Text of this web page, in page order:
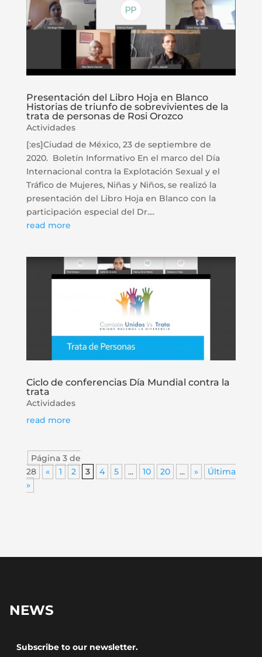
Presentación del Libro Hoja en Blanco
Historias de triunfo de sobrevivientes de la
trata de personas de Rosi Orozco
Actividades
[:es]Ciudad de México, 23 de septiembre de
2020. Boletín Informativo En el marco del Día
Internacional contra la Explotación Sexual y el
Tráfico de Mujeres, Niñas y Niños, se realizó la
presentación del Libro Hoja en Blanco con la
participación especial del Dr....
read more
Ciclo de conferencias Día Mundial contra la
trata
Actividades
read more
Página 3 de
28
« 1 2 3 4 5 ... 10 20 ... »
Última
»
NEWS
Subscribe to our newsletter.